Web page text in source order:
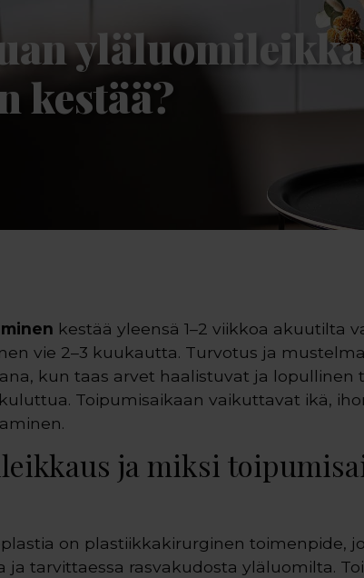
kestää?
kestää yleensä 1–2 viikkoa akuutilta
vie 2–3 kuukautta. Turvotus ja
kun taas arvet haalistuvat ja lopullinen
Toipumisaikaan vaikuttavat ikä,
ja miksi
on plastiikkakirurginen toimenpide,
ja tarvittaessa rasvakudosta yläluomilta.